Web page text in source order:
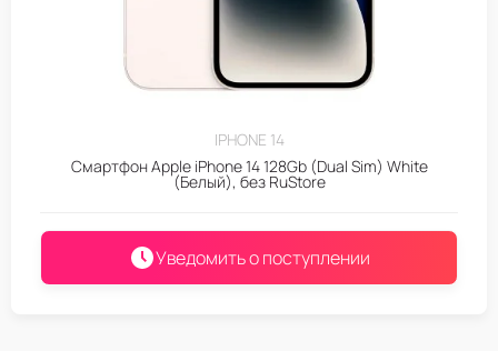
IPHONE 14
Смартфон Apple iPhone 14 128Gb (Dual Sim) White
(Белый), без RuStore
Уведомить о поступлении